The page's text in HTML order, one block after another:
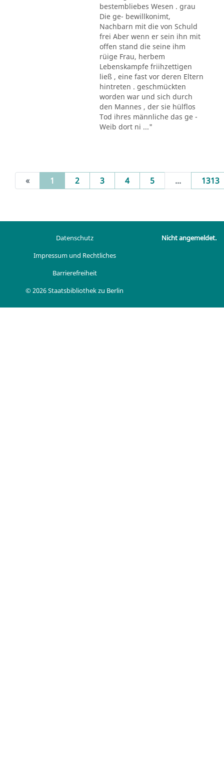
bestembliebes Wesen . grau
Die ge- bewillkonimt,
Nachbarn mit die von Schuld
frei Aber wenn er sein ihn mit
offen stand die seine ihm
rüige Frau, herbem
Lebenskampfe friihzettigen
ließ , eine fast vor deren Eltern
hintreten . geschmückten
worden war und sich durch
den Mannes , der sie hülflos
Tod ihres männliche das ge -
Weib dort ni ..."
« 1 (current)
2 3 4 5 ... 1313
Datenschutz
Impressum und Rechtliches
Barrierefreiheit
© 2026 Staatsbibliothek zu Berlin
Nicht angemeldet.